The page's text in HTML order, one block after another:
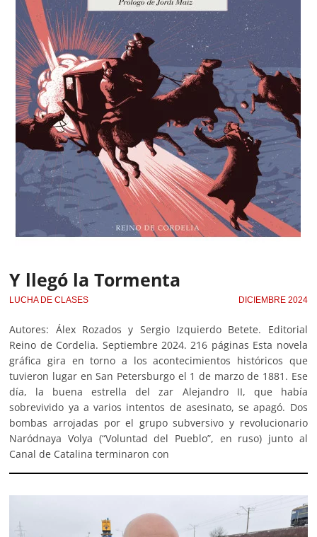
Y llegó la Tormenta
LUCHA DE CLASES DICIEMBRE 2024
Autores: Álex Rozados y Sergio Izquierdo Betete. Editorial
Reino de Cordelia. Septiembre 2024. 216 páginas Esta novela
gráfica gira en torno a los acontecimientos históricos que
tuvieron lugar en San Petersburgo el 1 de marzo de 1881. Ese
día, la buena estrella del zar Alejandro II, que había
sobrevivido ya a varios intentos de asesinato, se apagó. Dos
bombas arrojadas por el grupo subversivo y revolucionario
Naródnaya Volya (“Voluntad del Pueblo”, en ruso) junto al
Canal de Catalina terminaron con